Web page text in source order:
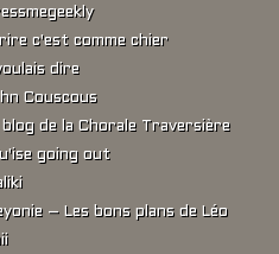
c'est comme chier
dire
Couscous
blog de la Chorale Traversière
going out
– Les bons plans de Léo